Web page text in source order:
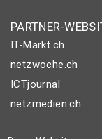
PARTNER-
IT-Markt.ch
netzwoche.ch
ICTjournal
netzmedien.ch